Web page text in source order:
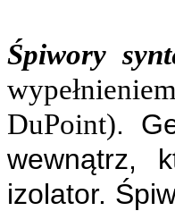
Śpiwory
DuPoint). G
wewnątrz,
izolator.